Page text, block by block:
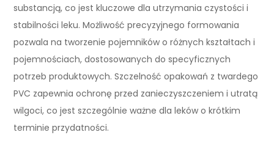
substancją, co jest kluczowe dla utrzymania czystości i
stabilności leku. Możliwość precyzyjnego formowania
pozwala na tworzenie pojemników o różnych kształtach i
pojemnościach, dostosowanych do specyficznych
potrzeb produktowych. Szczelność opakowań z twardego
PVC zapewnia ochronę przed zanieczyszczeniem i utratą
wilgoci, co jest szczególnie ważne dla leków o krótkim
terminie przydatności.